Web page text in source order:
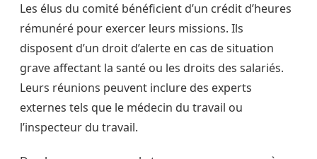
Les élus du comité bénéficient d’un crédit d’heures
rémunéré pour exercer leurs missions. Ils
disposent d’un droit d’alerte en cas de situation
grave affectant la santé ou les droits des salariés.
Leurs réunions peuvent inclure des experts
externes tels que le médecin du travail ou
l’inspecteur du travail.